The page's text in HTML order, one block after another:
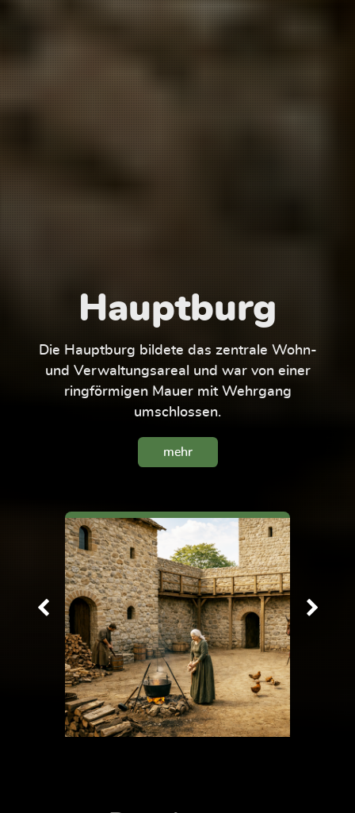
Hauptburg
Die Hauptburg bildete das zentrale Wohn-
und Verwaltungsareal und war von einer
ringförmigen Mauer mit Wehrgang
umschlossen.
mehr